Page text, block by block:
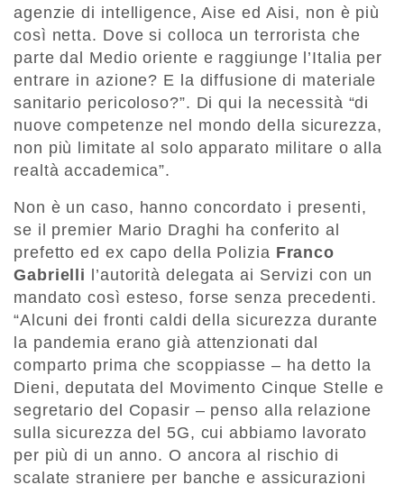
agenzie di intelligence, Aise ed Aisi, non è più
così netta. Dove si colloca un terrorista che
parte dal Medio oriente e raggiunge l’Italia per
entrare in azione? E la diffusione di materiale
sanitario pericoloso?”. Di qui la necessità “di
nuove competenze nel mondo della sicurezza,
non più limitate al solo apparato militare o alla
realtà accademica”.
Non è un caso, hanno concordato i presenti,
se il premier Mario Draghi ha conferito al
prefetto ed ex capo della Polizia Franco
Gabrielli l’autorità delegata ai Servizi con un
mandato così esteso, forse senza precedenti.
“Alcuni dei fronti caldi della sicurezza durante
la pandemia erano già attenzionati dal
comparto prima che scoppiasse – ha detto la
Dieni, deputata del Movimento Cinque Stelle e
segretario del Copasir – penso alla relazione
sulla sicurezza del 5G, cui abbiamo lavorato
per più di un anno. O ancora al rischio di
scalate straniere per banche e assicurazioni